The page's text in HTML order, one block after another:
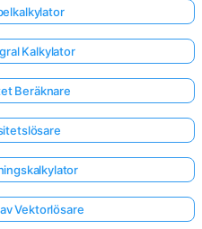
Kalkylator
Beräknare
Vektorlösare